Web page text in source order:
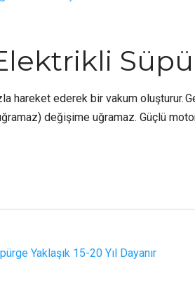
hareket ederek bir vakum
değişime uğramaz. Güçlü